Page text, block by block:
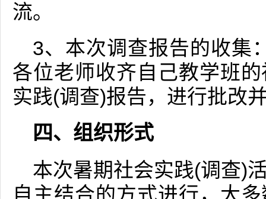
流。
3、本次调查报告的收集
各位老师收齐自己教学班
实践(调查)报告，进行批改
四、组织形式
本次暑期社会实践(调查)
自主结合的方式进行，大